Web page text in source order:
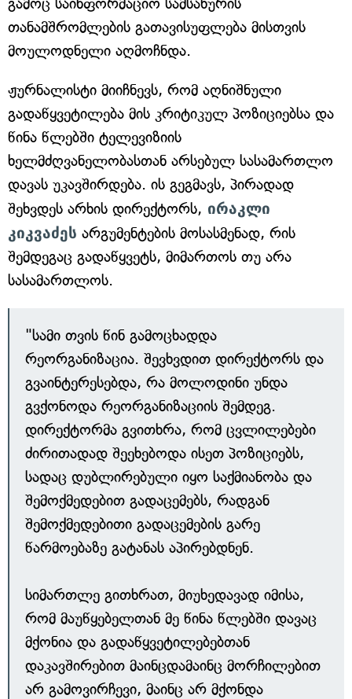
თანამშრომლების გათავისუფლება მისთვის
მოულოდნელი აღმოჩნდა.
ჟურნალისტი მიიჩნევს, რომ აღნიშნული
გადაწყვეტილება მის კრიტიკულ პოზიციებსა და
წინა წლებში ტელევიზიის
ხელმძღვანელობასთან არსებულ სასამართლო
დავას უკავშირდება. ის გეგმავს, პირადად
შეხვდეს არხის დირექტორს, ირაკლი
კიკვაძეს არგუმენტების მოსასმენად, რის
შემდეგაც გადაწყვეტს, მიმართოს თუ არა
სასამართლოს.
"სამი თვის წინ გამოცხადდა
რეორგანიზაცია. შევხვდით დირექტორს და
გვაინტერესებდა, რა მოლოდინი უნდა
გვქონოდა რეორგანიზაციის შემდეგ.
დირექტორმა გვითხრა, რომ ცვლილებები
ძირითადად შეეხებოდა ისეთ პოზიციებს,
სადაც დუბლირებული იყო საქმიანობა და
შემოქმედებით გადაცემებს, რადგან
შემოქმედებითი გადაცემების გარე
წარმოებაზე გატანას აპირებდნენ.
სიმართლე გითხრათ, მიუხედავად იმისა,
რომ მაუწყებელთან მე წინა წლებში დავაც
მქონია და გადაწყვეტილებებთან
დაკავშირებით მაინცდამაინც მორჩილებით
არ გამოვირჩევი, მაინც არ მქონდა